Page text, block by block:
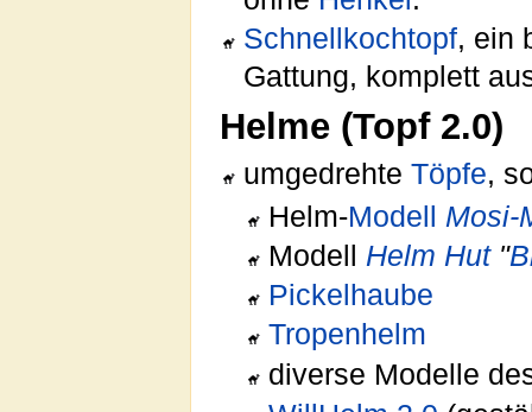
Schnellkochtopf, ein
Gattung, komplett
Helme (Topf 2.0)
umgedrehteTöpfe,
Helm-Modell Mosi-
Modell Helm Hut"
Pickelhaube
Tropenhelm
diverse Modelle